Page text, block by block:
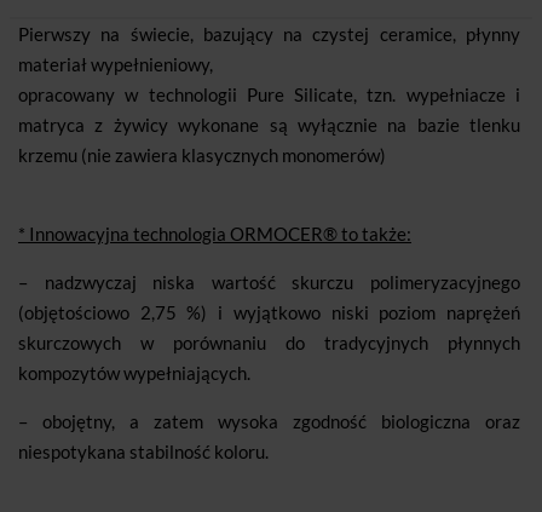
Pierwszy na świecie, bazujący na czystej ceramice, płynny
materiał wypełnieniowy,
opracowany w technologii Pure Silicate, tzn. wypełniacze i
matryca z żywicy wykonane są wyłącznie na bazie tlenku
krzemu (nie zawiera klasycznych monomerów)
* Innowacyjna technologia ORMOCER® to także:
– nadzwyczaj niska wartość skurczu polimeryzacyjnego
(objętościowo 2,75 %) i wyjątkowo niski poziom naprężeń
skurczowych w porównaniu do tradycyjnych płynnych
kompozytów wypełniających.
– obojętny, a zatem wysoka zgodność biologiczna oraz
niespotykana stabilność koloru.